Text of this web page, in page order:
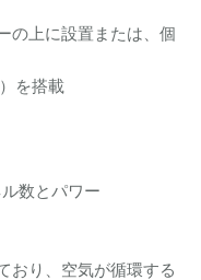
の上に設置または、個
を搭載
数とパワー
おり、空気が循環する